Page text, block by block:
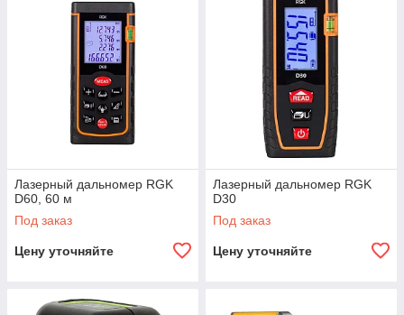
Лазерный дальномер RGK
D60, 60 м
Под заказ
Цену уточняйте
Лазерный дальномер RGK
D30
Под заказ
Цену уточняйте